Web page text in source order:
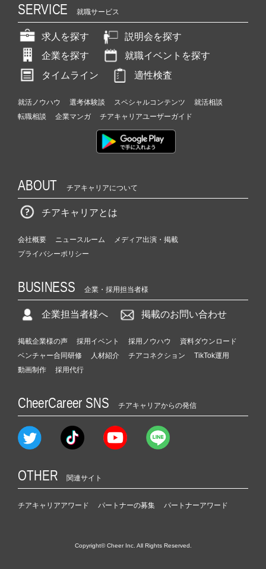
SERVICE 就職サービス
求人を探す
説明会を探す
企業を探す
就職イベントを探す
タイムライン
適性検査
就活ノウハウ 選考体験談 スペシャルコンテンツ
就活相談
転職相談
企業マンガ チアキャリアユーザーガイド
ABOUT チアキャリアについて
チアキャリアとは
会社概要 ニュースルーム
メディア出演・掲載
プライバシーポリシー
BUSINESS 企業・採用担当者様
企業担当者様へ 掲載のお問い合わせ
掲載企業様の声 採用イベント 採用ノウハウ
資料ダウンロード
ベンチャー合同研修
人材紹介 チアコネクション
TikTok運用
動画制作
採用代行
CheerCareer SNS チアキャリアからの発信
OTHER 関連サイト
チアキャリアアワード パートナーの募集 パートナーアワード
Copyright© Cheer Inc. All Rights Reserved.